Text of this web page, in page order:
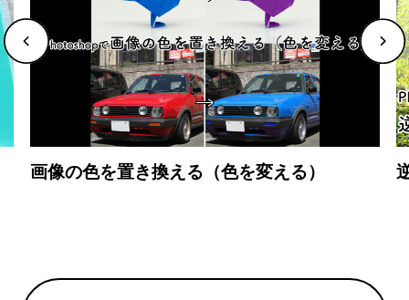
画像の色を置き換える（色を変える）